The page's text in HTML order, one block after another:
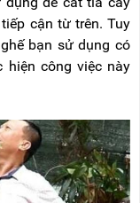
cận từ trên. Tuy
bạn sử dụng có
hiện công việc này